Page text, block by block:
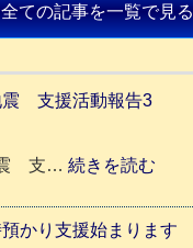
全ての記事を一覧で見る
震 支援活動報告3
震 支…続きを読む
和
かり支援始まります